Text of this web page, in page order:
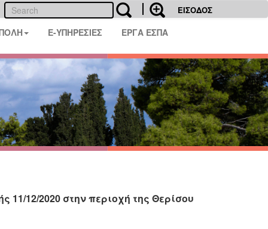
ΕΙΣΟΔΟΣ
E-ΥΠΗΡΕΣΙΕΣ ΕΡΓΑ ΕΣΠΑ
12/2020 στην περιοχή της Θερίσου